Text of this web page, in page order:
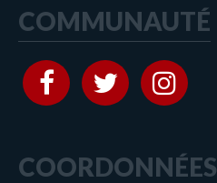
COMMUNAUTÉ
COORDONNÉES